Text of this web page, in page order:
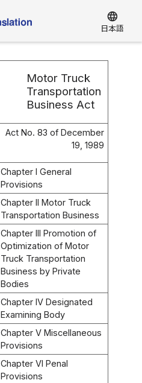
language
日本語
Motor Truck
Transportation
Business Act
Act No. 83 of December
19, 1989
Chapter I General
Provisions
Chapter II Motor Truck
Transportation Business
Chapter III Promotion of
Optimization of Motor
Truck Transportation
Business by Private
Bodies
Chapter IV Designated
Examining Body
Chapter V Miscellaneous
Provisions
Chapter VI Penal
Provisions